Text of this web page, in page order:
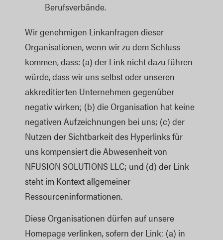
Berufsverbände.
Wir genehmigen Linkanfragen dieser
Organisationen, wenn wir zu dem Schluss
kommen, dass: (a) der Link nicht dazu führen
würde, dass wir uns selbst oder unseren
akkreditierten Unternehmen gegenüber
negativ wirken; (b) die Organisation hat keine
negativen Aufzeichnungen bei uns; (c) der
Nutzen der Sichtbarkeit des Hyperlinks für
uns kompensiert die Abwesenheit von
NFUSION SOLUTIONS LLC; und (d) der Link
steht im Kontext allgemeiner
Ressourceninformationen.
Diese Organisationen dürfen auf unsere
Homepage verlinken, sofern der Link: (a) in